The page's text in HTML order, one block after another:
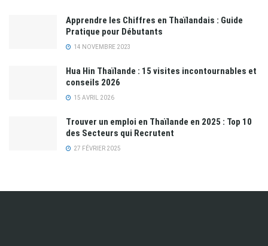
Apprendre les Chiffres en Thaïlandais : Guide
Pratique pour Débutants
14 NOVEMBRE 2023
Hua Hin Thaïlande : 15 visites incontournables et
conseils 2026
15 AVRIL 2026
Trouver un emploi en Thaïlande en 2025 : Top 10
des Secteurs qui Recrutent
27 FÉVRIER 2025